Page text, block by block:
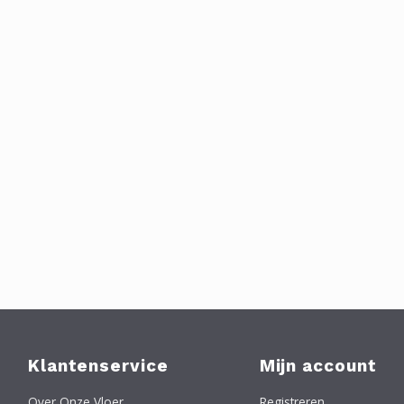
Klantenservice Mijn account